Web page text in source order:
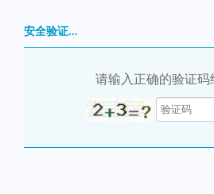
安全验证...
请输入正确的验证码